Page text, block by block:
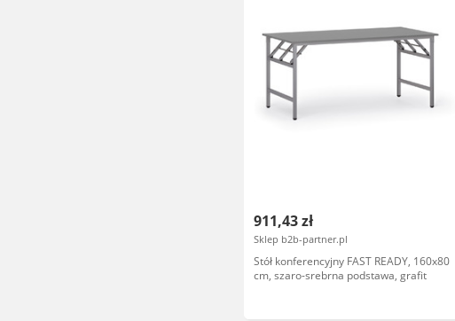
911,43 zł
Sklep b2b-partner.pl
Stół konferencyjny FAST READY, 160x80
cm, szaro-srebrna podstawa, grafit